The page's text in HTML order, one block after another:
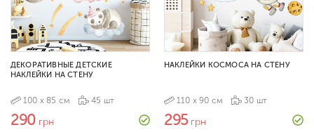
ДЕКОРАТИВНЫЕ ДЕТСКИЕ
НАКЛЕЙКИ НА СТЕНУ
100 х 85 см 45 шт
290 грн
НАКЛЕЙКИ КОСМОСА НА СТЕНУ
110 х 90 см 30 шт
295грн